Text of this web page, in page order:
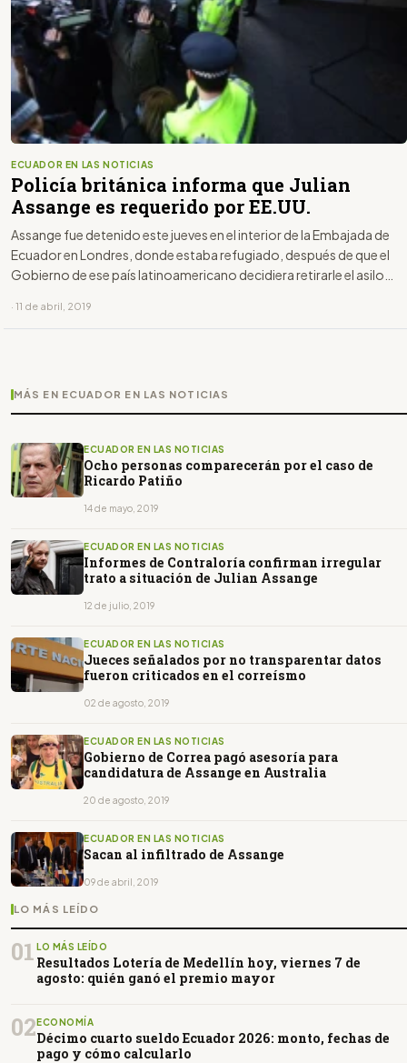
ECUADOR EN LAS NOTICIAS
Policía británica informa que Julian
Assange es requerido por EE.UU.
Assange fue detenido este jueves en el interior de la Embajada de
Ecuador en Londres, donde estaba refugiado, después de que el
Gobierno de ese país latinoamericano decidiera retirarle el asilo
· 11 de abril, 2019
MÁS EN ECUADOR EN LAS NOTICIAS
ECUADOR EN LAS NOTICIAS
Ocho personas comparecerán por el caso de
Ricardo Patiño
14 de mayo, 2019
ECUADOR EN LAS NOTICIAS
Informes de Contraloría confirman irregular
trato a situación de Julian Assange
12 de julio, 2019
ECUADOR EN LAS NOTICIAS
Jueces señalados por no transparentar datos
fueron criticados en el correísmo
02 de agosto, 2019
ECUADOR EN LAS NOTICIAS
Gobierno de Correa pagó asesoría para
candidatura de Assange en Australia
20 de agosto, 2019
ECUADOR EN LAS NOTICIAS
Sacan al infiltrado de Assange
09 de abril, 2019
LO MÁS LEÍDO
01 LO MÁS LEÍDO
Resultados Lotería de Medellín hoy, viernes 7 de
agosto: quién ganó el premio mayor
02ECONOMÍA
Décimo cuarto sueldo Ecuador 2026: monto, fechas de
pago y cómo calcularlo